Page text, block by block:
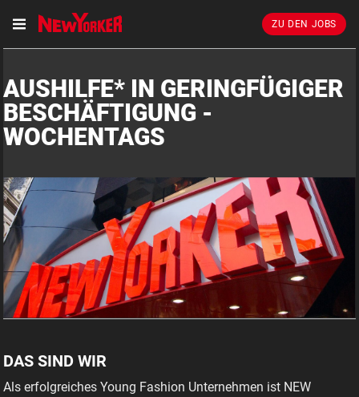
ZU DEN JOBS
AUSHILFE* IN GERINGFÜGIGER
BESCHÄFTIGUNG -
WOCHENTAGS
DAS SIND WIR
Als erfolgreiches Young Fashion Unternehmen ist NEW